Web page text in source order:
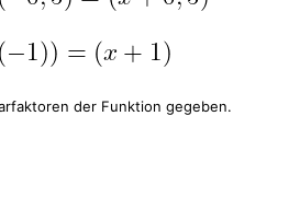
der Funktion gegeben.